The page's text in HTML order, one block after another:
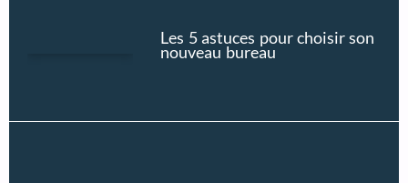
Les 5 astuces pour choisir son
nouveau bureau